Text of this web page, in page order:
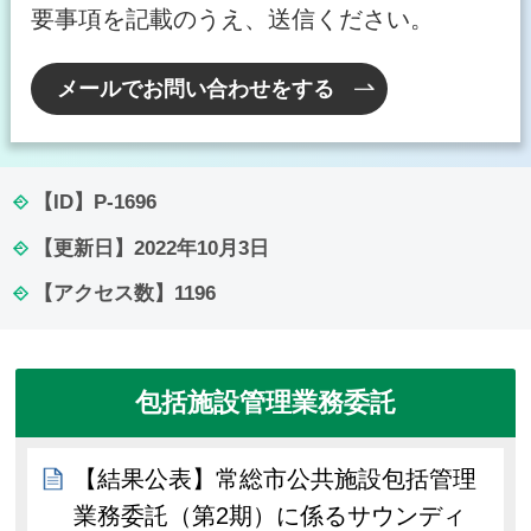
要事項を記載のうえ、送信ください。
メールでお問い合わせをする
【ID】 P-1696
【更新日】 2022年10月3日
【アクセス数】 1196
包括施設管理業務委託
【結果公表】常総市公共施設包括管理
業務委託（第2期）に係るサウンディ